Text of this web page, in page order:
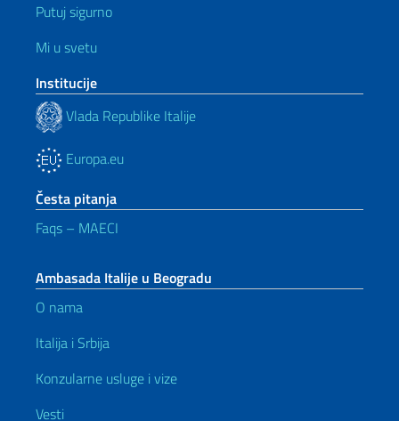
Putuj sigurno
Mi u svetu
Institucije
Vlada Republike Italije
Europa.eu
Česta pitanja
Faqs – MAECI
Ambasada Italije u Beogradu
O nama
Italija i Srbija
Konzularne usluge i vize
Vesti